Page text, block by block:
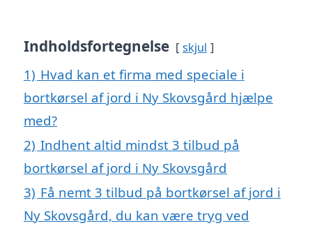
Indholdsfortegnelse skjul
1) Hvad kan et firma med speciale i
bortkørsel af jord i Ny Skovsgård hjælpe
med?
2) Indhent altid mindst 3 tilbud på
bortkørsel af jord i Ny Skovsgård
3) Få nemt 3 tilbud på bortkørsel af jord i
Ny Skovsgård, du kan være tryg ved